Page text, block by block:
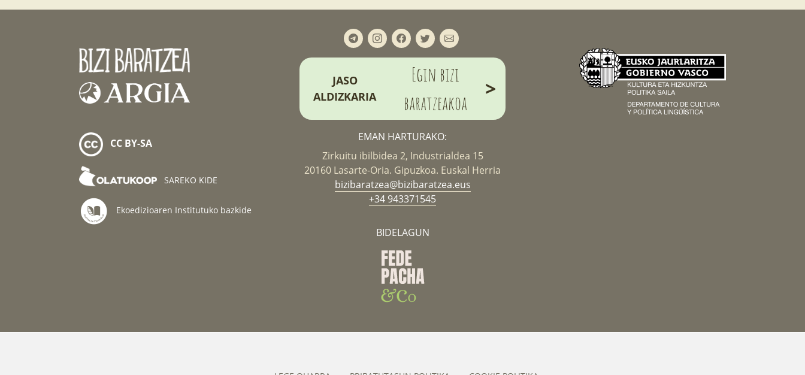
CC BY-SA
SAREKO KIDE
Ekoedizioaren Institutuko bazkide
JASO
ALDIZKARIA
Egin bizi
baratzeakoa
>
EMAN HARTURAKO:
Zirkuitu ibilbidea 2, Industrialdea 15
20160 Lasarte-Oria. Gipuzkoa. Euskal Herria
bizibaratzea@bizibaratzea.eus
+34 943371545
BIDELAGUN